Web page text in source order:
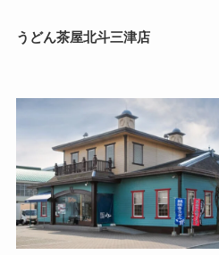
うどん茶屋北斗三津店